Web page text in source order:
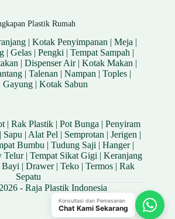
Plastik Rumah
|Kotak Penyimpanan |Meja |
|Gelas |Pengki |Tempat Sampah |
|Dispenser Air|Kotak Makan |
| Talenan| Nampan| Toples|
Gayung| Kotak Sabun
|Rak Plastik |Pot Bunga |Penyiram
Sapu| Alat Pel| Semprotan| Jerigen|
Bumbu| Tudung Saji| Hanger|
Telur|Tempat Sikat Gigi |Keranjang
Bayi| Drawer| Teko| Termos| Rak
Sepatu
- Raja Plastik Indonesia
Konsultasi dan Pemesanan
Chat Kami Sekarang